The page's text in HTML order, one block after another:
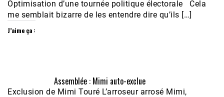
Optimisation d’une tournée politique électorale Cela
me semblait bizarre de les entendre dire qu’ils […]
J’aime ça :
Assemblée : Mimi auto-exclue
Exclusion de Mimi Touré L’arroseur arrosé Mimi,